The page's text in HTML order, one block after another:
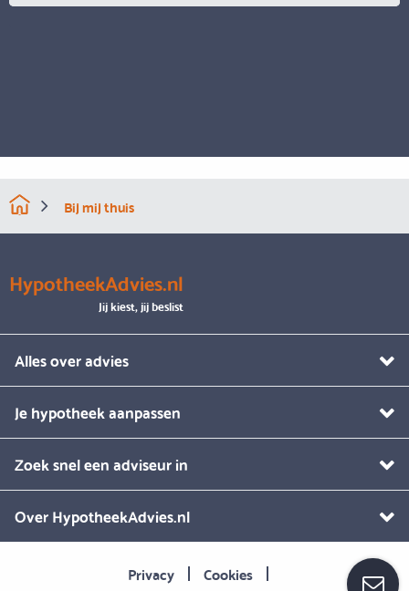
Bij mij thuis
HypotheekAdvies.nl
Jij kiest, jij beslist
Alles over advies
Je hypotheek aanpassen
Zoek snel een adviseur in
Over HypotheekAdvies.nl
Privacy Cookies